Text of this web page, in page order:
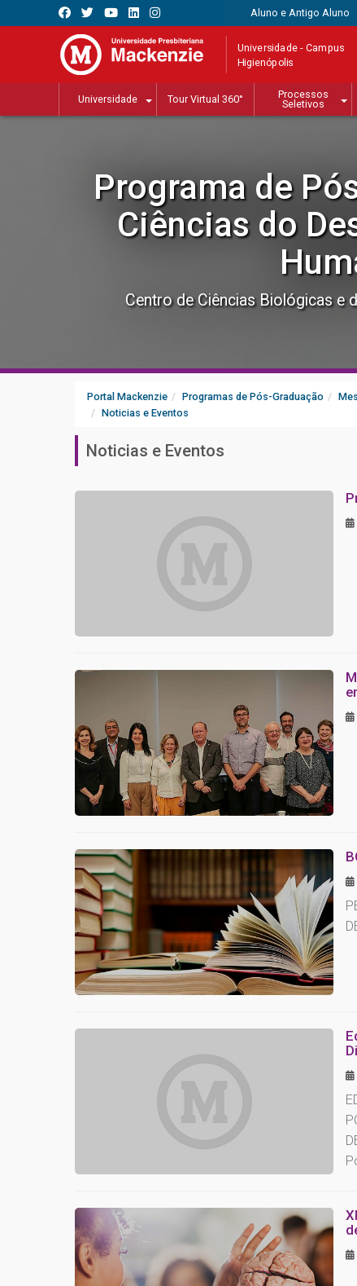
Aluno e Antigo Aluno
Universidade - Campus
Higienópolis
Universidade Tour Virtual 360°
Processos
Seletivos
Programa de
Ciências do
Centro de Ciências Biológicas e
Portal Mackenzie Programas de Pós-Graduação
Noticias e Eventos
Noticias e Eventos